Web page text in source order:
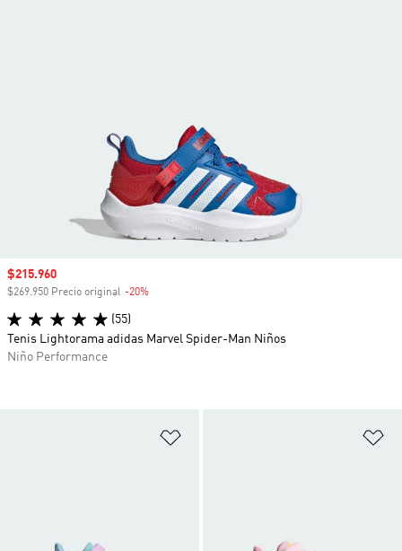
Precio de venta
$215.960
$269.950 Precio original -20%
(55)
Tenis Lightorama adidas Marvel Spider-Man Niños
Niño Performance